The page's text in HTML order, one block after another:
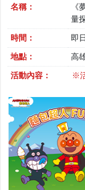
名稱：
《
量
時間： 即
地點： 高
活動內容： ※